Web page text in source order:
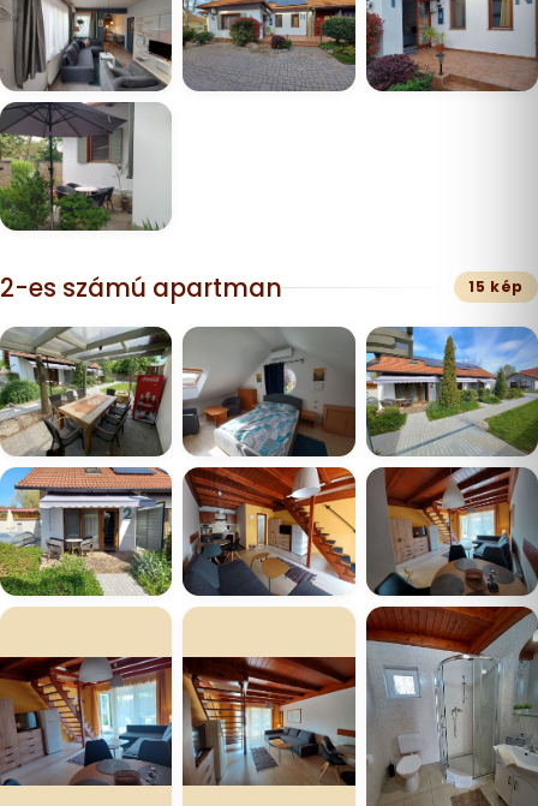
2-es számú apartman 15 kép